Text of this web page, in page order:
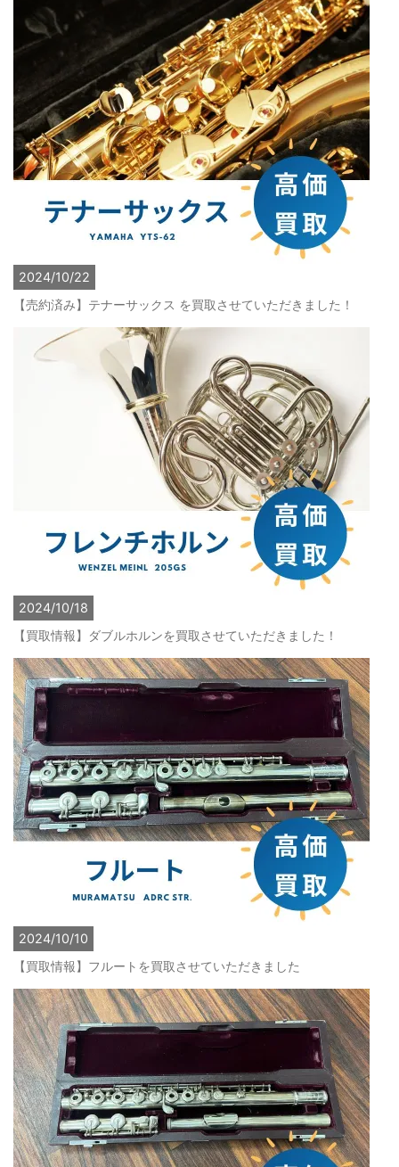
2024/10/22
【売約済み】テナーサックス を買取させていただきました！
2024/10/18
【買取情報】ダブルホルンを買取させていただきました！
2024/10/10
【買取情報】フルートを買取させていただきました